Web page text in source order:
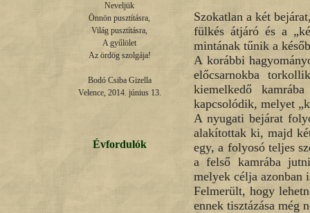
Neveljük
Önnön pusztításra,
Világ pusztításra,
A gyűlölet
Az ördög szolgája!
Bodó Csiba Gizella
Velence, 2014. június 13.
Évfordulók
Szokatlan a két
fülkés átjáró és a
mintának tűnik a
A korábbi
előcsarnokba
kiemelkedő
kapcsolódik, melyet
A nyugati bejárat
alakítottak ki, majd
egy, a folyosó teljes
a felső kamrába
melyek célja azonban
Felmerült, hogy
ennek tisztázása még